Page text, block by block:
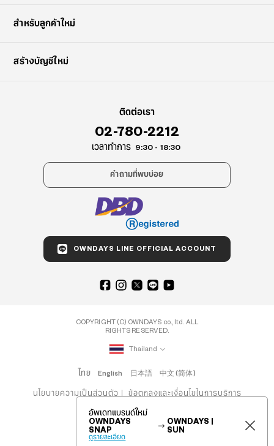
อัพเดทแบรนด์ใหม่
OWNDAYS
SNAP
OWNDAYS |
SUN
ดูรายละเอียด
สำหรับลูกค้าใหม่
สร้างบัญชีใหม่
ติดต่อเรา
02-780-2212
เวลาทำการ 9:30 - 18:30
คำถามที่พบบ่อย
OWNDAYS LINE OFFICIAL ACCOUNT
COPYRIGHT (C) OWNDAYS co., ltd. ALL
RIGHTS RESERVED.
Thailand
ไทย English 日本語 中文 (简体)
นโยบายความเป็นส่วนตัว ข้อตกลงและเงื่อนไขในการบริการ